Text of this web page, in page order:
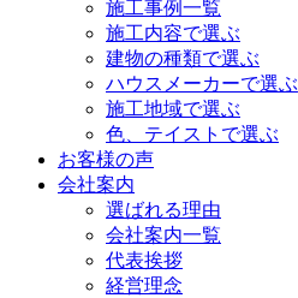
施工事例一覧
施工内容で選ぶ
建物の種類で選ぶ
ハウスメーカーで選ぶ
施工地域で選ぶ
色、テイストで選ぶ
お客様の声
会社案内
選ばれる理由
会社案内一覧
代表挨拶
経営理念